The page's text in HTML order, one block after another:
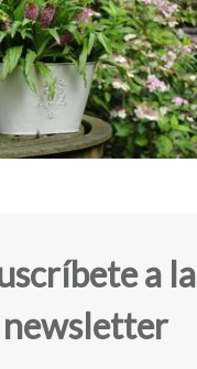
a la
newsletter